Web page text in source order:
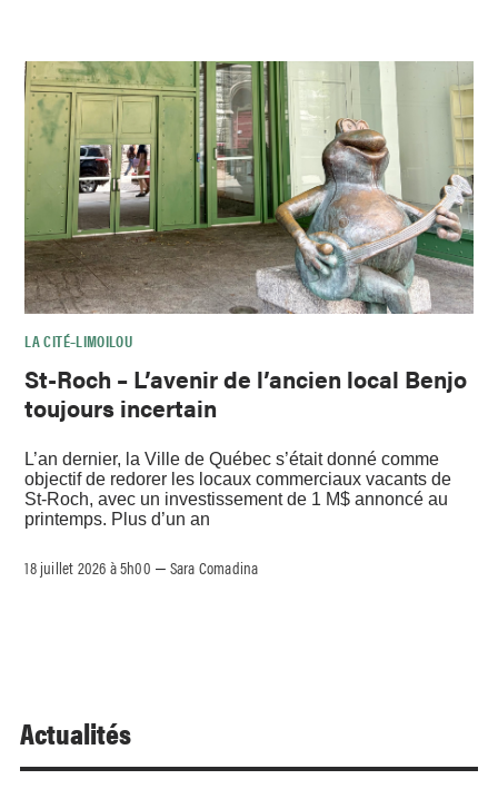
LA CITÉ–LIMOILOU
St-Roch – L’avenir de l’ancien local Benjo
toujours incertain
L’an dernier, la Ville de Québec s’était donné comme
objectif de redorer les locaux commerciaux vacants de
St-Roch, avec un investissement de 1 M$ annoncé au
printemps. Plus d’un an
18 juillet 2026 à 5h00 – Sara Comadina
Actualités